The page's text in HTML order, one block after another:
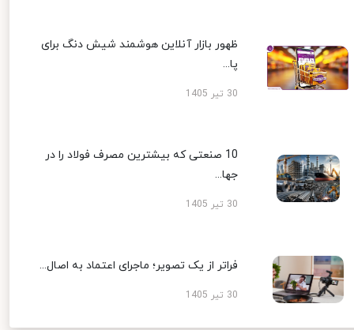
ظهور بازار آنلاین هوشمند شیش دنگ برای
پا...
30 تیر 1405
10 صنعتی که بیشترین مصرف فولاد را در
جها...
30 تیر 1405
فراتر از یک تصویر؛ ماجرای اعتماد به اصال...
30 تیر 1405